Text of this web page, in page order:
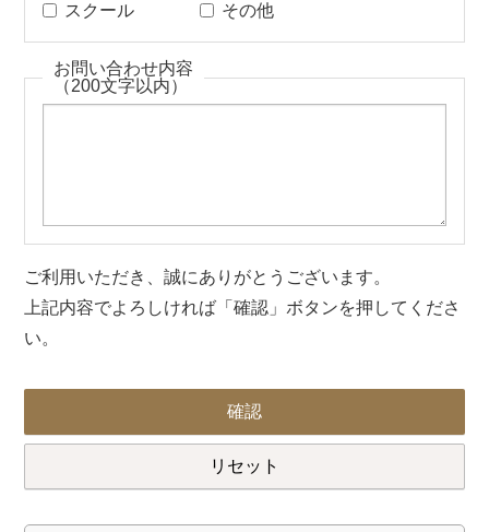
スクール
その他
お問い合わせ内容
（200文字以内）
ご利用いただき、誠にありがとうございます。
上記内容でよろしければ「確認」ボタンを押してくださ
い。
確認
リセット